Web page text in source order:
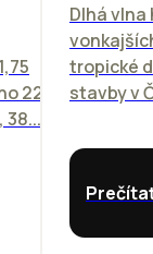
22
Dlhá
tropické
stavby v